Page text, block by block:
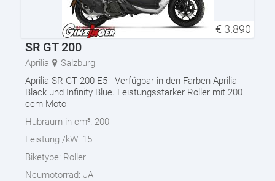
€ 3.890
SR GT 200
Aprilia
Salzburg
Aprilia SR GT 200 E5 - Verfügbar in den Farben Aprilia
Black und Infinity Blue. Leistungsstarker Roller mit 200
ccm Moto
Hubraum in cm³: 200
Leistung /kW: 15
Biketype: Roller
Neumotorrad: JA